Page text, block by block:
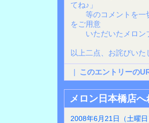
てね♪」
等のコメントを一切
をご用意
いただいたメロン
以上二点、お詫びいた
| このエントリーの
メロン日本橋店へ
2008年6月21日（土曜